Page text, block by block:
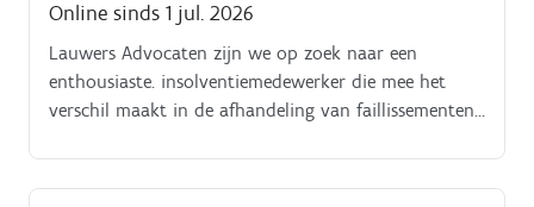
Online sinds 1 jul. 2026
Lauwers Advocaten zijn we op zoek naar een
enthousiaste. insolventiemedewerker die mee het
verschil maakt in de afhandeling van faillissementen